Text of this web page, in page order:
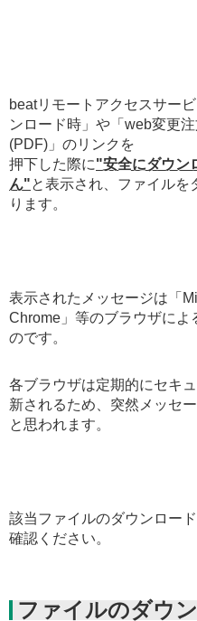
beatリモートアクセスサー
ンロード時」や「web変更
(PDF)」のリンクを
押下した際に"安全にダウン
ん"と表示され、ファイルを
ります。
表示されたメッセージは「
Chrome」等のブラウザによ
のです。
各ブラウザは定期的にセキ
新されるため、突然メッセ
と思われます。
該当ファイルのダウンロー
確認ください。
ファイルのダウ